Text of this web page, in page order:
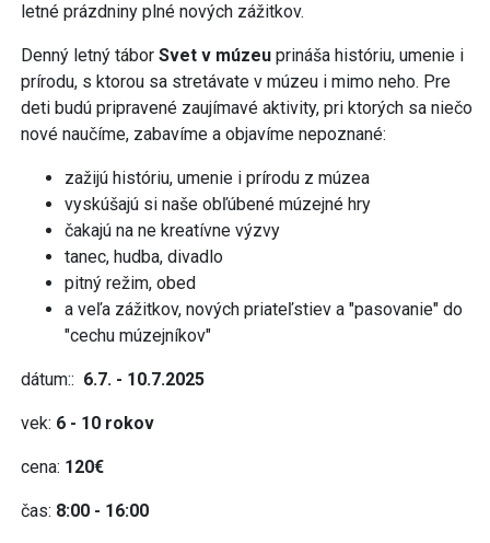
letné prázdniny plné nových zážitkov.
Denný letný tábor Svet v múzeu prináša históriu, umenie i
prírodu, s ktorou sa stretávate v múzeu i mimo neho. Pre
deti budú pripravené zaujímavé aktivity, pri ktorých sa niečo
nové naučíme, zabavíme a objavíme nepoznané:
zažijú históriu, umenie i prírodu z múzea
vyskúšajú si naše obľúbené múzejné hry
čakajú na ne kreatívne výzvy
tanec, hudba, divadlo
pitný režim, obed
a veľa zážitkov, nových priateľstiev a "pasovanie" do
"cechu múzejníkov"
dátum:: 6.7. - 10.7.2025
vek: 6 - 10 rokov
cena: 120€
čas: 8:00 - 16:00